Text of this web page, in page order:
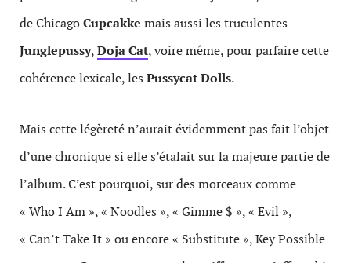
de ChicagoCupcakke mais aussi les truculentes
Junglepussy,Doja Cat, voire même, pour parfaire cette
cohérence lexicale, les Pussycat Dolls.
Mais cette légèreté n’aurait évidemment pas fait l’objet
d’une chronique si elle s’étalait sur la majeure partie de
l’album. C’est pourquoi, sur des morceaux comme
« Who I Am », « Noodles », « Gimme $ », « Evil »,
« Can’t Take It » ou encore « Substitute », Key Possible